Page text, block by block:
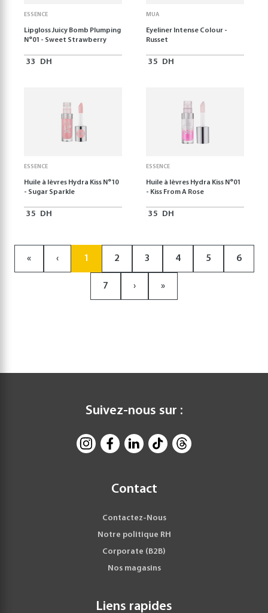
ESSENCE
Lipgloss Juicy Bomb Plumping
N°01 - Sweet Strawberry
33 DH
MUA
Eyeliner Intense Colour -
Russet
35 DH
ESSENCE
Huile à lèvres Hydra Kiss N°10
- Sugar Sparkle
35 DH
ESSENCE
Huile à lèvres Hydra Kiss N°01
- Kiss From A Rose
35 DH
« ‹ 1 2 3 4 5 6
7 › »
Suivez-nous sur :
Contact
Contactez-Nous
Notre politique RH
Corporate (B2B)
Nos magasins
Liens rapides